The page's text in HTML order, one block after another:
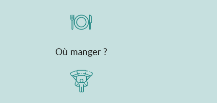
Où manger ?